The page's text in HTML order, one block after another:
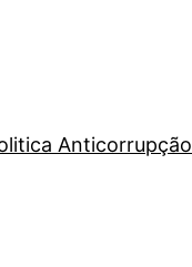
Anticorrupção